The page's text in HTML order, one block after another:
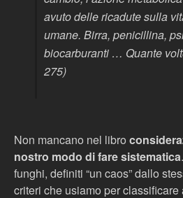
avuto delle ricadute sulla
umane. Birra, penicillina,
biocarburanti … Quante
275)
Non mancano nel libro
nostro modo di fare sistematica
funghi, definiti “un caos” dallo
criteri che usiamo per